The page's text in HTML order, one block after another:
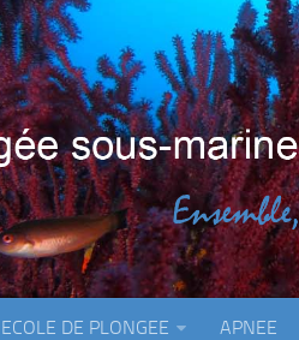
ECOLE DE PLONGEE APNEE